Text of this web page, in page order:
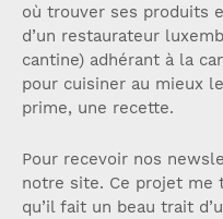
où trouver ses produits
d’un restaurateur
cantine) adhérant à la
pour cuisiner au mieux
prime, une recette.
Pour recevoir nos
notre site. Ce projet
qu’il fait un beau trait